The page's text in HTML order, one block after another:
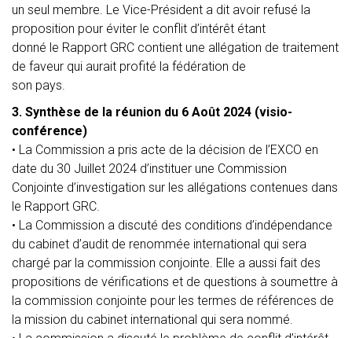
un seul membre. Le Vice-Président a dit avoir refusé la
proposition pour éviter le conflit d’intérêt étant
donné le Rapport GRC contient une allégation de traitement
de faveur qui aurait profité la fédération de
son pays.
3. Synthèse de la réunion du 6 Août 2024 (visio-
conférence)
• La Commission a pris acte de la décision de l’EXCO en
date du 30 Juillet 2024 d’instituer une Commission
Conjointe d’investigation sur les allégations contenues dans
le Rapport GRC.
• La Commission a discuté des conditions d’indépendance
du cabinet d’audit de renommée international qui sera
chargé par la commission conjointe. Elle a aussi fait des
propositions de vérifications et de questions à soumettre à
la commission conjointe pour les termes de références de
la mission du cabinet international qui sera nommé.